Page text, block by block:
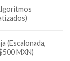
(Escalonada,
MXN)